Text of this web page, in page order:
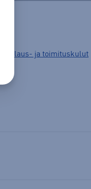
Tilaus- ja toimituskulut